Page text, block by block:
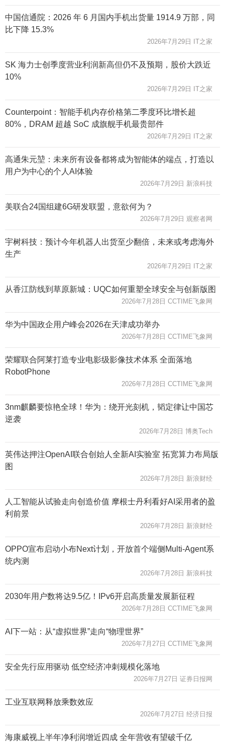
中国信通院：2026 年 6 月国内手机出货量 1914.9 万部，同
比下降 15.3%
2026年7月29日 IT之家
SK 海力士创季度营业利润新高但仍不及预期，股价大跌近
10%
2026年7月29日 IT之家
Counterpoint：智能手机内存价格第二季度环比增长超
80%，DRAM 超越 SoC 成旗舰手机最贵部件
2026年7月29日 IT之家
高通朱元堃：未来所有设备都将成为智能体的端点，打造以
用户为中心的个人AI体验
2026年7月29日 新浪科技
美联合24国组建6G研发联盟，意欲何为？
2026年7月29日 观察者网
宇树科技：预计今年机器人出货至少翻倍，未来或考虑海外
生产
2026年7月29日 IT之家
从香江防线到草原新城：UQC如何重塑全球安全与创新版图
2026年7月28日 CCTIME飞象网
华为中国政企用户峰会2026在天津成功举办
2026年7月28日 CCTIME飞象网
荣耀联合阿莱打造专业电影级影像技术体系 全面落地
RobotPhone
2026年7月28日 CCTIME飞象网
3nm麒麟要惊艳全球！华为：绕开光刻机，韬定律让中国芯
逆袭
2026年7月28日 博奥Tech
英伟达押注OpenAI联合创始人全新AI实验室 拓宽算力布局版
图
2026年7月28日 新浪财经
人工智能从试验走向创造价值 摩根士丹利看好AI采用者的盈
利前景
2026年7月28日 新浪财经
OPPO宣布启动小布Next计划，开放首个端侧Multi-Agent系
统内测
2026年7月28日 新浪科技
2030年用户数将达9.5亿！IPv6开启高质量发展新征程
2026年7月28日 CCTIME飞象网
AI下一站：从“虚拟世界”走向“物理世界”
2026年7月27日 CCTIME飞象网
安全先行应用驱动 低空经济冲刺规模化落地
2026年7月27日 证券日报网
工业互联网释放乘数效应
2026年7月27日 经济日报
海康威视上半年净利润增近四成 全年营收有望破千亿